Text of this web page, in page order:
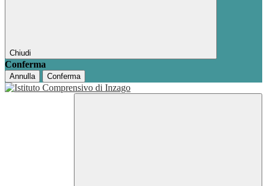
Chiudi
Conferma
Annulla Conferma